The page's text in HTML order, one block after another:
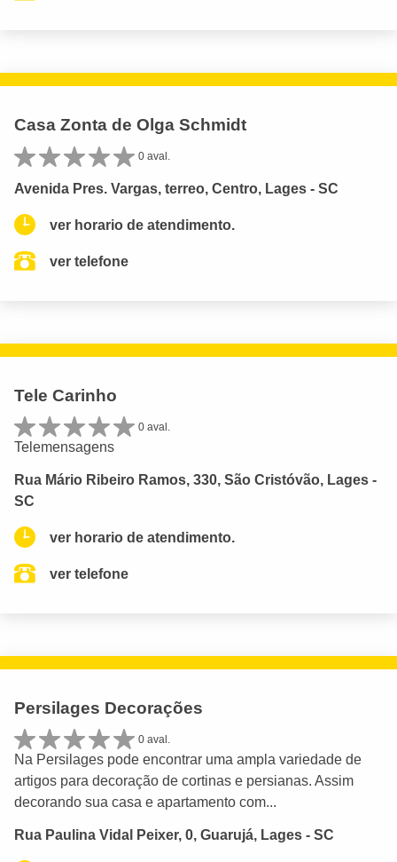
Casa Zonta de Olga Schmidt
0 aval.
Avenida Pres. Vargas, terreo, Centro, Lages - SC
ver horario de atendimento.
ver telefone
Tele Carinho
0 aval.
Telemensagens
Rua Mário Ribeiro Ramos, 330, São Cristóvão, Lages -
SC
ver horario de atendimento.
ver telefone
Persilages Decorações
0 aval.
Na Persilages pode encontrar uma ampla variedade de
artigos para decoração de cortinas e persianas. Assim
decorando sua casa e apartamento com...
Rua Paulina Vidal Peixer, 0, Guarujá, Lages - SC